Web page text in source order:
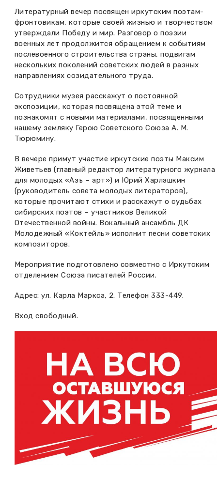
Литературный вечер посвящен иркутским поэтам-
фронтовикам, которые своей жизнью и творчеством
утверждали Победу и мир. Разговор о поэзии
военных лет продолжится обращением к событиям
послевоенного строительства страны, подвигам
нескольких поколений советских людей в разных
направлениях созидательного труда.
Сотрудники музея расскажут о постоянной
экспозиции, которая посвящена этой теме и
познакомят с новыми материалами, посвященными
нашему земляку Герою Советского Союза А. М.
Тюрюмину.
В вечере примут участие иркутские поэты Максим
Живетьев (главный редактор литературного журнала
для молодых «Азъ – арт») и Юрий Харлашкин
(руководитель совета молодых литераторов),
которые прочитают стихи и расскажут о судьбах
сибирских поэтов – участников Великой
Отечественной войны. Вокальный ансамбль ДК
Молодежный «Коктейль» исполнит песни советских
композиторов.
Мероприятие подготовлено совместно с Иркутским
отделением Союза писателей России.
Адрес: ул. Карла Маркса, 2. Телефон 333-449.
Вход свободный.